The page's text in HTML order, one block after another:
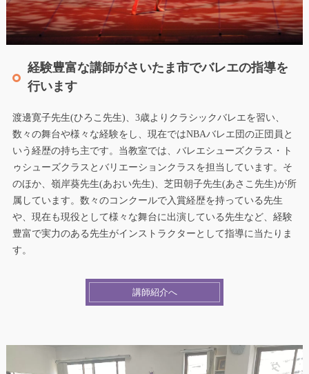
経験豊富な講師がさいたま市でバレエの指導を
行います
渡邊寛子先生(ひろこ先生)、3歳よりクラシックバレエを習い、
数々の舞台や様々な経験をし、現在ではNBAバレエ団の正団員と
いう経歴の持ち主です。当教室では、バレエシューズクラス・ト
ゥシューズクラスとバリエーションクラスを担当しています。そ
のほか、嶺岸葵先生(あおい先生)、芝田朝子先生(あさこ先生)が所
属しています。数々のコンクールで入賞経歴を持っている先生
や、現在も現役として様々な舞台に出演している先生など、経験
豊富で実力のある先生がインストラクターとして指導に当たりま
す。
講師紹介へ